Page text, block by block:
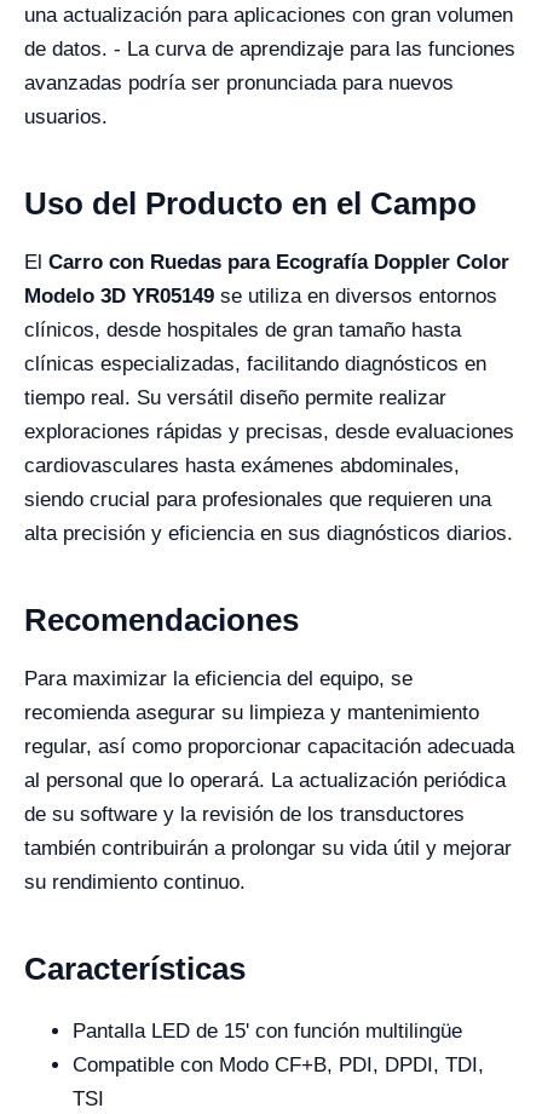
una actualización para aplicaciones con gran volumen
de datos. - La curva de aprendizaje para las funciones
avanzadas podría ser pronunciada para nuevos
usuarios.
Uso del Producto en el Campo
El Carro con Ruedas para Ecografía Doppler Color
Modelo 3D YR05149 se utiliza en diversos entornos
clínicos, desde hospitales de gran tamaño hasta
clínicas especializadas, facilitando diagnósticos en
tiempo real. Su versátil diseño permite realizar
exploraciones rápidas y precisas, desde evaluaciones
cardiovasculares hasta exámenes abdominales,
siendo crucial para profesionales que requieren una
alta precisión y eficiencia en sus diagnósticos diarios.
Recomendaciones
Para maximizar la eficiencia del equipo, se
recomienda asegurar su limpieza y mantenimiento
regular, así como proporcionar capacitación adecuada
al personal que lo operará. La actualización periódica
de su software y la revisión de los transductores
también contribuirán a prolongar su vida útil y mejorar
su rendimiento continuo.
Características
Pantalla LED de 15' con función multilingüe
Compatible con Modo CF+B, PDI, DPDI, TDI,
TSI